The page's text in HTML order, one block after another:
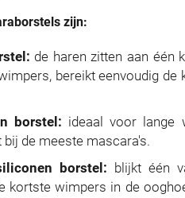
zijn:
de haren zitten aan één
bereikt eenvoudig
borstel: ideaal voor lange
de meeste mascara's.
borstel: blijkt één
kortste wimpers in de